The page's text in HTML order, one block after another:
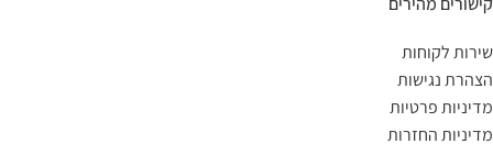
שירות לקוחות
הצהרת נגישות
מדיניות פרטיות
מדיניות החזרות